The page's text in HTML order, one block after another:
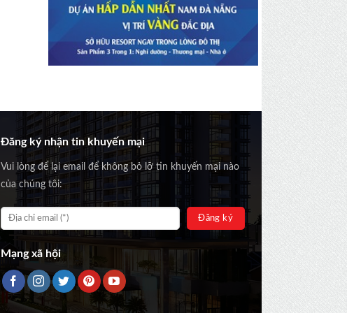
Đăng ký nhận tin khuyến mại
Vui lòng để lại email để không bỏ lỡ tin khuyến mại nào
của chúng tôi:
Mạng xã hội